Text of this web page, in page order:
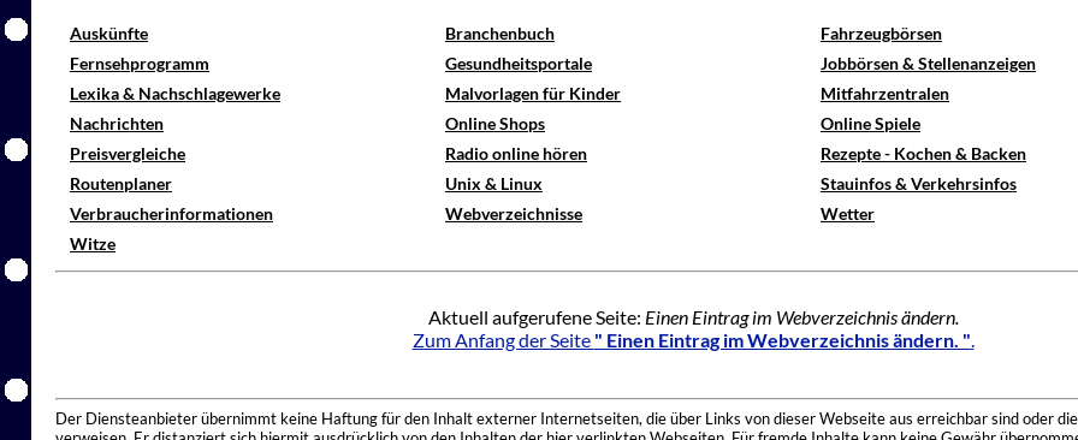
Auskünfte Branchenbuch
Fahrzeugbörsen
Fernsehprogramm
Gesundheitsportale
Jobbörsen & Stellenanzeigen
Lexika & Nachschlagewerke
Malvorlagen für Kinder
Mitfahrzentralen
Nachrichten
Online Shops
Online Spiele
Preisvergleiche
Radio online hören
Rezepte - Kochen & Backen
Routenplaner
Unix & Linux
Stauinfos & Verkehrsinfos
Verbraucherinformationen
Webverzeichnisse
Wetter
Witze
Aktuell aufgerufene Seite: Einen Eintrag im Webverzeichnis ändern.
Zum Anfang der Seite " Einen Eintrag im Webverzeichnis ändern. ".
Der Diensteanbieter übernimmt keine Haftung für den Inhalt externer Internetseiten, die über Links von dieser Webseite aus erreichbar sind oder